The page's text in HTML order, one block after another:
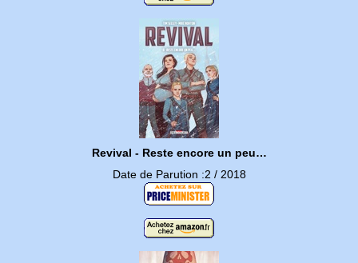
Revival - Reste encore un peu…
Date de Parution :2 / 2018